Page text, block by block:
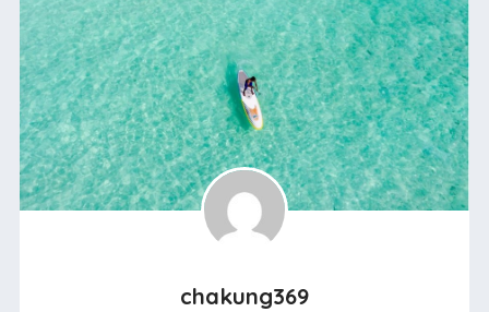
chakung369